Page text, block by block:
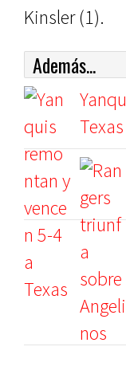
Kinsler (1).
Además...
Texas